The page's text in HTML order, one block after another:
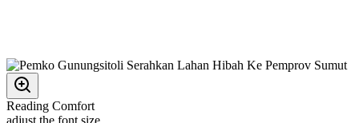
Reading Comfort
adjust the font size